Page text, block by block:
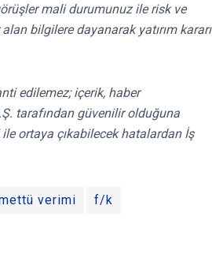
mali durumunuz ile risk ve
bilgilere dayanarak yatırım kararı
edilemez; içerik, haber
tarafından güvenilir olduğuna
ile ortaya çıkabilecek hatalardan İş
verimi f/k